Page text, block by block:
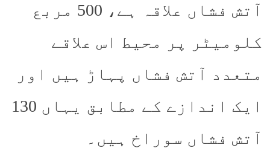
آتش فشاں علاقہ ہے، 500 مربع
کلومیٹر پر محیط اس علاقے
متعدد آتش فشاں پہاڑ ہیں اور
ایک اندازے کے مطابق یہاں 130
آتش فشاں سوراخ ہیں۔